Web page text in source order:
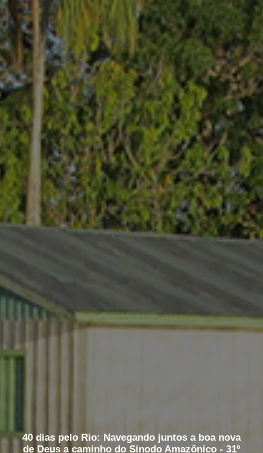
40 dias pelo Rio: Navegando juntos a boa nova
de Deus a caminho do Sínodo Amazônico - 31º